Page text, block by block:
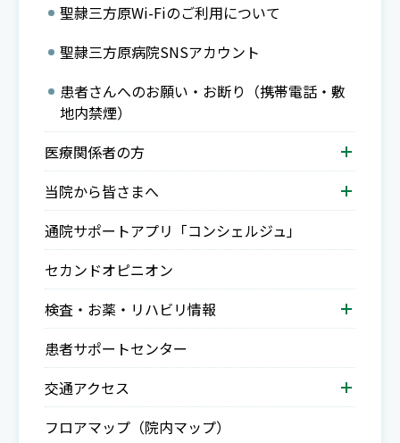
聖隷三方原Wi-Fiのご利用について
聖隷三方原病院SNSアカウント
患者さんへのお願い・お断り（携帯電話・敷
地内禁煙）
医療関係者の方
当院から皆さまへ
通院サポートアプリ「コンシェルジュ」
セカンドオピニオン
検査・お薬・リハビリ情報
患者サポートセンター
交通アクセス
フロアマップ（院内マップ）